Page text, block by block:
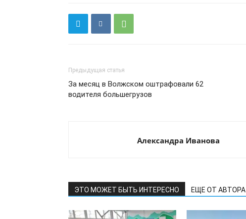
Предыдущая статья
За месяц в Волжском оштрафовали 62
водителя большегрузов
Александра Иванова
ЭТО МОЖЕТ БЫТЬ ИНТЕРЕСНО ЕЩЕ ОТ АВТОРА